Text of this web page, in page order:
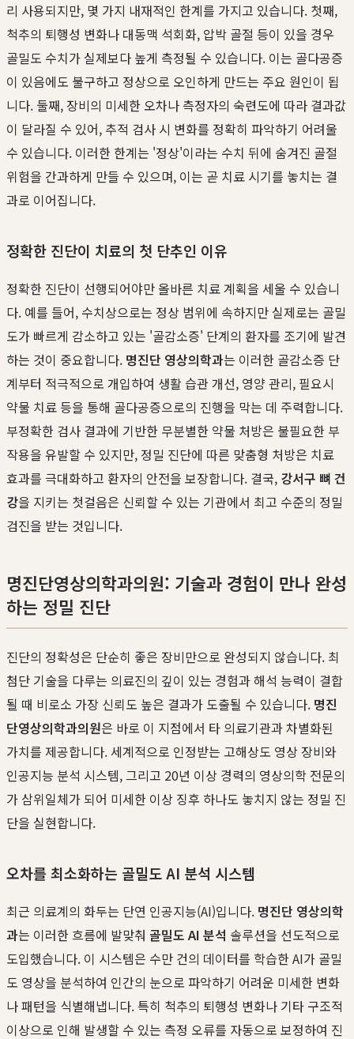
리 사용되지만, 몇 가지 내재적인 한계를 가지고 있습니다. 첫째,
척추의 퇴행성 변화나 대동맥 석회화, 압박 골절 등이 있을 경우
골밀도 수치가 실제보다 높게 측정될 수 있습니다. 이는 골다공증
이 있음에도 불구하고 정상으로 오인하게 만드는 주요 원인이 됩
니다. 둘째, 장비의 미세한 오차나 측정자의 숙련도에 따라 결과값
이 달라질 수 있어, 추적 검사 시 변화를 정확히 파악하기 어려울
수 있습니다. 이러한 한계는 '정상'이라는 수치 뒤에 숨겨진 골절
위험을 간과하게 만들 수 있으며, 이는 곧 치료 시기를 놓치는 결
과로 이어집니다.
정확한 진단이 치료의 첫 단추인 이유
정확한 진단이 선행되어야만 올바른 치료 계획을 세울 수 있습니
다. 예를 들어, 수치상으로는 정상 범위에 속하지만 실제로는 골밀
도가 빠르게 감소하고 있는 '골감소증' 단계의 환자를 조기에 발견
하는 것이 중요합니다. 명진단 영상의학과는 이러한 골감소증 단
계부터 적극적으로 개입하여 생활 습관 개선, 영양 관리, 필요시
약물 치료 등을 통해 골다공증으로의 진행을 막는 데 주력합니다.
부정확한 검사 결과에 기반한 무분별한 약물 처방은 불필요한 부
작용을 유발할 수 있지만, 정밀 진단에 따른 맞춤형 처방은 치료
효과를 극대화하고 환자의 안전을 보장합니다. 결국, 강서구 뼈 건
강을 지키는 첫걸음은 신뢰할 수 있는 기관에서 최고 수준의 정밀
검진을 받는 것입니다.
명진단영상의학과의원: 기술과 경험이 만나 완성
하는 정밀 진단
진단의 정확성은 단순히 좋은 장비만으로 완성되지 않습니다. 최
첨단 기술을 다루는 의료진의 깊이 있는 경험과 해석 능력이 결합
될 때 비로소 가장 신뢰도 높은 결과가 도출될 수 있습니다. 명진
단영상의학과의원은 바로 이 지점에서 타 의료기관과 차별화된
가치를 제공합니다. 세계적으로 인정받는 고해상도 영상 장비와
인공지능 분석 시스템, 그리고 20년 이상 경력의 영상의학 전문의
가 삼위일체가 되어 미세한 이상 징후 하나도 놓치지 않는 정밀 진
단을 실현합니다.
오차를 최소화하는 골밀도 AI 분석 시스템
최근 의료계의 화두는 단연 인공지능(AI)입니다. 명진단 영상의학
과는 이러한 흐름에 발맞춰 골밀도 AI 분석 솔루션을 선도적으로
도입했습니다. 이 시스템은 수만 건의 데이터를 학습한 AI가 골밀
도 영상을 분석하여 인간의 눈으로 파악하기 어려운 미세한 변화
나 패턴을 식별해냅니다. 특히 척추의 퇴행성 변화나 기타 구조적
이상으로 인해 발생할 수 있는 측정 오류를 자동으로 보정하여 진